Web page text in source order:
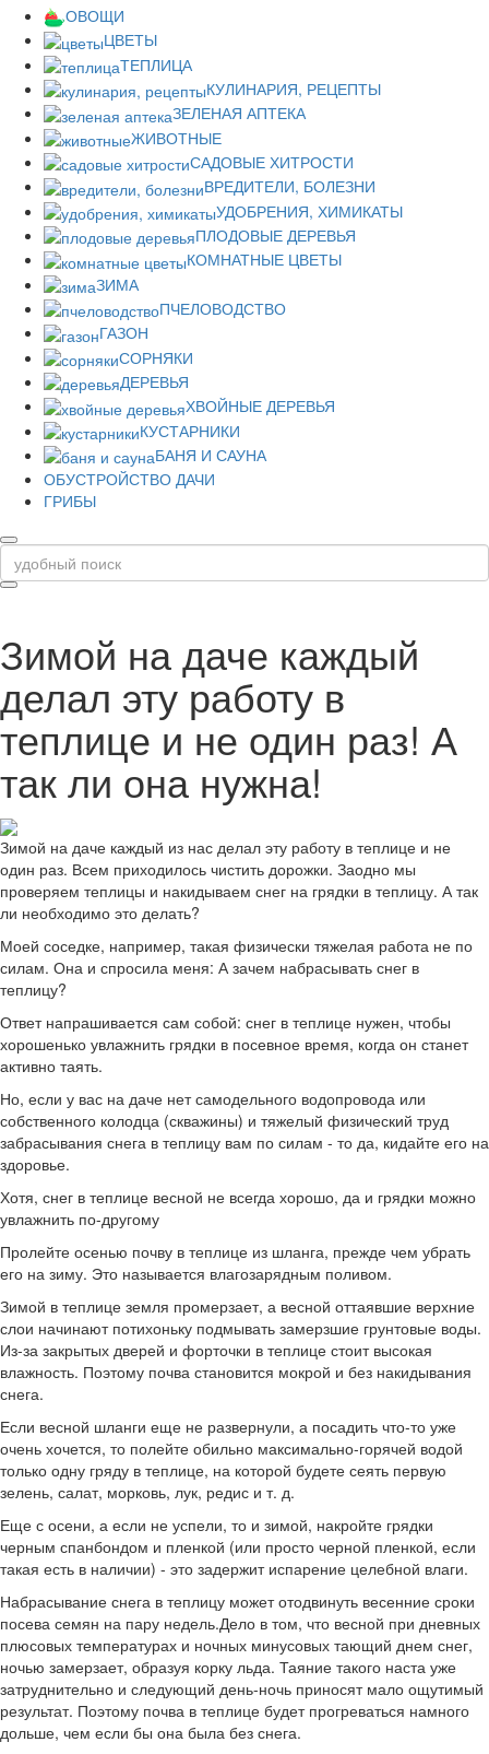
ОВОЩИ
ЦВЕТЫ
ТЕПЛИЦА
КУЛИНАРИЯ, РЕЦЕПТЫ
ЗЕЛЕНАЯ АПТЕКА
ЖИВОТНЫЕ
САДОВЫЕ ХИТРОСТИ
ВРЕДИТЕЛИ, БОЛЕЗНИ
УДОБРЕНИЯ, ХИМИКАТЫ
ПЛОДОВЫЕ ДЕРЕВЬЯ
КОМНАТНЫЕ ЦВЕТЫ
ЗИМА
ПЧЕЛОВОДСТВО
ГАЗОН
СОРНЯКИ
ДЕРЕВЬЯ
ХВОЙНЫЕ ДЕРЕВЬЯ
КУСТАРНИКИ
БАНЯ И САУНА
ОБУСТРОЙСТВО ДАЧИ
ГРИБЫ
Зимой на даче каждый
делал эту работу в
теплице и не один раз! А
так ли она нужна!
Зимой на даче каждый из нас делал эту работу в теплице и не
один раз. Всем приходилось чистить дорожки. Заодно мы
проверяем теплицы и накидываем снег на грядки в теплицу. А так
ли необходимо это делать?
Моей соседке, например, такая физически тяжелая работа не по
силам. Она и спросила меня: А зачем набрасывать снег в
теплицу?
Ответ напрашивается сам собой: снег в теплице нужен, чтобы
хорошенько увлажнить грядки в посевное время, когда он станет
активно таять.
Но, если у вас на даче нет самодельного водопровода или
собственного колодца (скважины) и тяжелый физический труд
забрасывания снега в теплицу вам по силам - то да, кидайте его на
здоровье.
Хотя, снег в теплице весной не всегда хорошо, да и грядки можно
увлажнить по-другому
Пролейте осенью почву в теплице из шланга, прежде чем убрать
его на зиму. Это называется влагозарядным поливом.
Зимой в теплице земля промерзает, а весной оттаявшие верхние
слои начинают потихоньку подмывать замерзшие грунтовые воды.
Из-за закрытых дверей и форточки в теплице стоит высокая
влажность. Поэтому почва становится мокрой и без накидывания
снега.
Если весной шланги еще не развернули, а посадить что-то уже
очень хочется, то полейте обильно максимально-горячей водой
только одну гряду в теплице, на которой будете сеять первую
зелень, салат, морковь, лук, редис и т. д.
Еще с осени, а если не успели, то и зимой, накройте грядки
черным спанбондом и пленкой (или просто черной пленкой, если
такая есть в наличии) - это задержит испарение целебной влаги.
Набрасывание снега в теплицу может отодвинуть весенние сроки
посева семян на пару недель.Дело в том, что весной при дневных
плюсовых температурах и ночных минусовых тающий днем снег,
ночью замерзает, образуя корку льда. Таяние такого наста уже
затруднительно и следующий день-ночь приносят мало ощутимый
результат. Поэтому почва в теплице будет прогреваться намного
дольше, чем если бы она была без снега.